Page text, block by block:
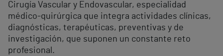
Cirugía Vascular y Endovascular, especialidad
médico-quirúrgica que integra actividades clínicas,
diagnósticas, terapéuticas, preventivas y de
investigación, que suponen un constante reto
profesional.